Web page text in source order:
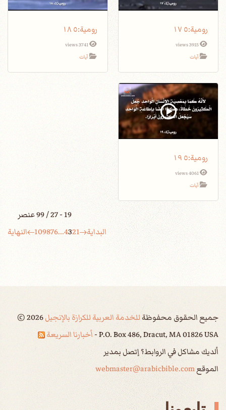
3915 views
آيات
3741 views
آيات
4061 views
آيات
19 - 27 / 99 عنصر
البداية
1
2
3
4
...
6
7
8
9
10 النهاية
جميع الحقوق محفوظةللخدمة العربية للكرازة بالإنجيل ©2026
P.O. Box 486, Dracut, MA 01826 USA - أخبارنا السريعة
ألديك مشاكل في الروابط؟ إتصل بمدير
الموقعwebmaster@arabicbible.com